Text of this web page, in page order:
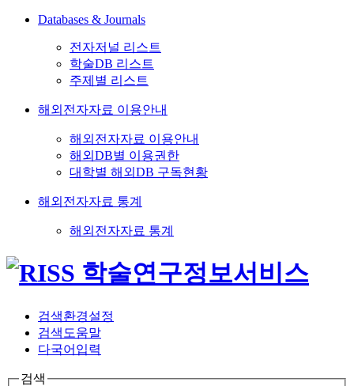
Databases & Journals
전자저널 리스트
학술DB 리스트
주제별 리스트
해외전자자료 이용안내
해외전자자료 이용안내
해외DB별 이용권한
대학별 해외DB 구독현황
해외전자자료 통계
해외전자자료 통계
검색환경설정
검색도움말
다국어입력
검색